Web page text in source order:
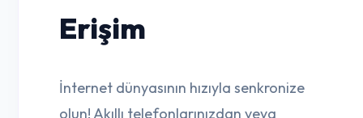
Erişim
İnternet dünyasının hızıyla senkronize
olun! Akıllı telefonlarınızdan veya